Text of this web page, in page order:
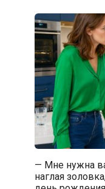
— Мне нужна
наглая